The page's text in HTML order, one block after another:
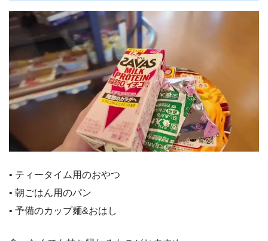
• ティータイム用のおやつ
• 朝ごはん用のパン
• 予備のカップ麺&おはし